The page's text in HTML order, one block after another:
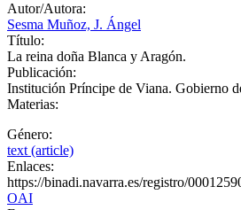
Autor/Autora:
Sesma Muñoz, J. Ángel
Título:
La reina doña Blanca y Aragón.
Publicación:
Institución Príncipe de Viana. Gobierno
Materias:
Género:
text (article)
Enlaces:
https://binadi.navarra.es/registro/
OAI